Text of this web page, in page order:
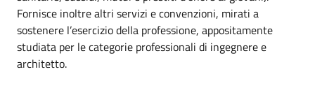
Fornisce inoltre altri servizi e convenzioni, mirati a
sostenere l’esercizio della professione, appositamente
studiata per le categorie professionali di ingegnere e
architetto.